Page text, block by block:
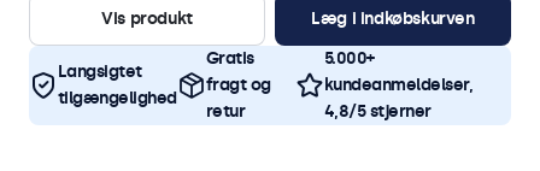
Vis produkt
Læg i indkøbskurven
Langsigtet
tilgængelighed
Gratis
fragt og
retur
5.000+
kundeanmeldelser,
4,8/5 stjerner